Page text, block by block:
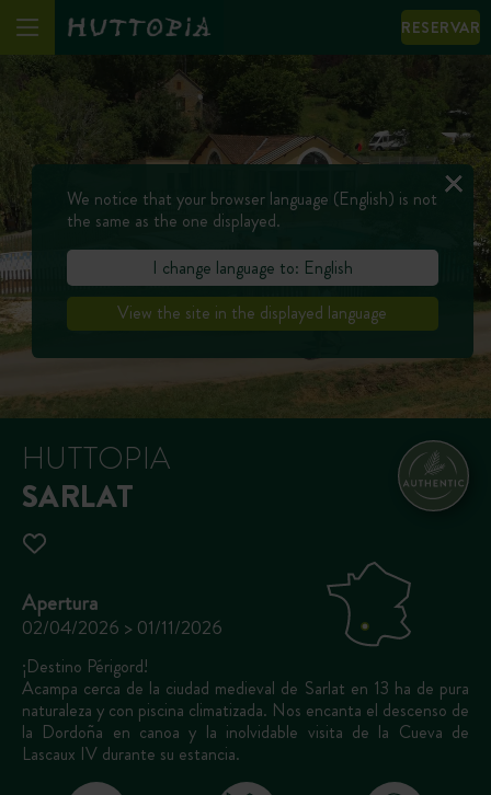
RESERVAR
HUTTOPIA
SARLAT
Apertura
02/04/2026 > 01/11/2026
¡Destino Périgord!
Acampa cerca de la ciudad medieval de Sarlat en 13 ha de pura
naturaleza y con piscina climatizada. Nos encanta el descenso de
la Dordoña en canoa y la inolvidable visita de la Cueva de
Lascaux IV durante su estancia.
We notice that your browser language (English) is not
the same as the one displayed.
I change language to: English
View the site in the displayed language